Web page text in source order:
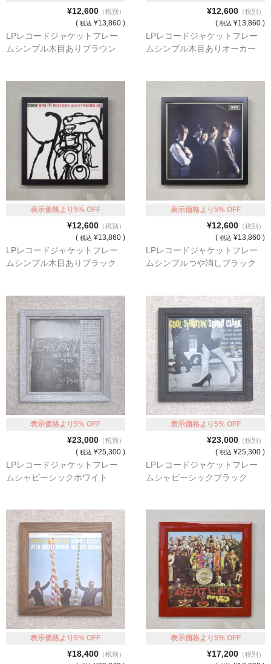
ダネーゼ【DANESE MILANO】
フォトアートポスター
olivetti
猫・ねこ・ネコ
額装品
スペイン製アートポスター額装
フランス製モノクロフォト額装
Classic Pooh額装
セール
お買物ガイド
額縁の仕様
支払方法・送料・納期
よくあるご質問
FAX専用ご注文用紙
メンバー
カート
ショップ
For overseas customers
会社案内
サイトマップ
¥12,600（税別）
( 税込 ¥13,860 )
LPレコードジャケットフレー
ムシンプル木目ありブラウン
¥12,600（税別）
( 税込 ¥13,860 )
LPレコードジャケットフレー
ムシンプル木目ありオーカー
表示価格より5% OFF
¥12,600（税別）
( 税込 ¥13,860 )
LPレコードジャケットフレー
ムシンプル木目ありブラック
表示価格より5% OFF
¥12,600（税別）
( 税込 ¥13,860 )
LPレコードジャケットフレー
ムシンプルつや消しブラック
表示価格より5% OFF
¥23,000（税別）
( 税込 ¥25,300 )
LPレコードジャケットフレー
ムシャビーシックホワイト
表示価格より5% OFF
¥23,000（税別）
( 税込 ¥25,300 )
LPレコードジャケットフレー
ムシャビーシックブラック
表示価格より5% OFF
¥18,400（税別）
表示価格より5% OFF
¥17,200（税別）